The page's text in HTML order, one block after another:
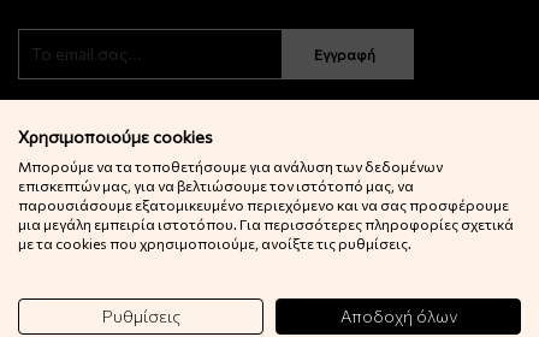
Εγγραφή
© 2022 Little Big Things. Αll rights reserved.
Χρησιμοποιούμε cookies
Μπορούμε να τα τοποθετήσουμε για ανάλυση των δεδομένων
επισκεπτών μας, για να βελτιώσουμε τον ιστότοπό μας, να
παρουσιάσουμε εξατομικευμένο περιεχόμενο και να σας προσφέρουμε
μια μεγάλη εμπειρία ιστοτόπου. Για περισσότερες πληροφορίες σχετικά
με τα cookies που χρησιμοποιούμε, ανοίξτε τις ρυθμίσεις.
Ρυθμίσεις Αποδοχή όλων